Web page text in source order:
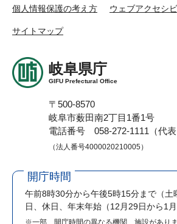
個人情報保護の考え方 ウェブアクセシ
サイトマップ
岐阜県庁
GIFU Prefectural Office
〒500-8570
岐阜市薮田南2丁目1番1号
電話番号 058-272-1111（代表
（法人番号4000020210005）
開庁時間
午前8時30分から午後5時15分まで （
日、休日、年末年始（12月29日から1月
※一部、開庁時間の異なる機関、施設がありま